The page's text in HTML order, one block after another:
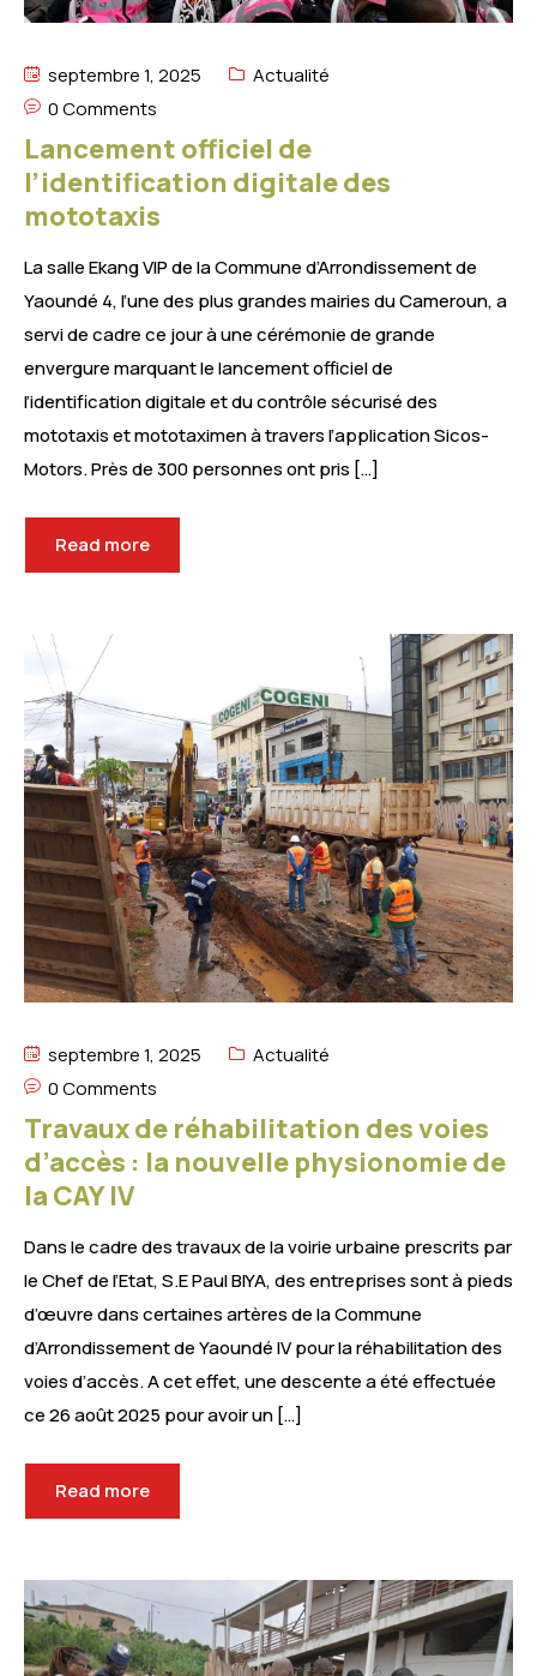
septembre 1, 2025
Actualité
0 Comments
Lancement officiel de
l’identification digitale des
mototaxis
La salle Ekang VIP de la Commune d’Arrondissement de
Yaoundé 4, l’une des plus grandes mairies du Cameroun, a
servi de cadre ce jour à une cérémonie de grande
envergure marquant le lancement officiel de
l’identification digitale et du contrôle sécurisé des
mototaxis et mototaximen à travers l’application Sicos-
Motors. Près de 300 personnes ont pris […]
Read more
septembre 1, 2025
Actualité
0 Comments
Travaux de réhabilitation des voies
d’accès : la nouvelle physionomie de
la CAY IV
Dans le cadre des travaux de la voirie urbaine prescrits par
le Chef de l’Etat, S.E Paul BIYA, des entreprises sont à pieds
d’œuvre dans certaines artères de la Commune
d’Arrondissement de Yaoundé IV pour la réhabilitation des
voies d’accès. A cet effet, une descente a été effectuée
ce 26 août 2025 pour avoir un […]
Read more